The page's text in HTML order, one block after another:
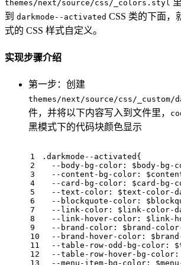
themes/next/source/css/_colors.styl
到 darkmode--activated CSS 类的下面，
式的 CSS 样式自定义。
实现步骤介绍
第一步：创建
themes/next/source/css/_custom/
件，并将以下内容写入到文件里，
黑模式下的代码块颜色显示
1
2
3
4
5
6
7
8
9
10
11
12
13
.darkmode--activated {
  --
body-bg- color : $body-bg-
  --
content -bg- color :
  --card-bg-
color : $card-bg-
  --text-
color : $text-color-
  --
blockquote - color :
  --link-
color : $link-color-
  --link-hover-
color : $link-
  --brand-
color : $brand-
  --brand-hover-
color :
  --
table -row-odd-bg- color :
  --
table -row-hover-bg- color :
  --
menu -item-bg- color :